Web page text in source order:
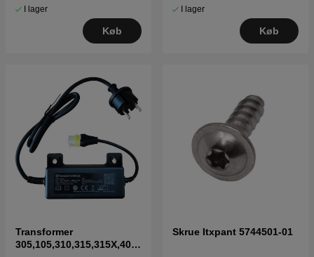
I lager
Køb
I lager
Køb
Transformer
305,105,310,315,315X,405
Skrue Itxpant 5744501-01